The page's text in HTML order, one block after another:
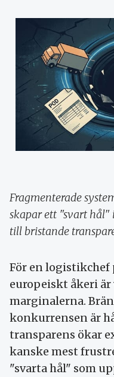
Fragmenterade
skapar ett "svart hål"
till bristande
För en
europeiskt åkeri
marginalerna.
konkurrensen är
transparens ökar
kanske mest
"svarta hål" som